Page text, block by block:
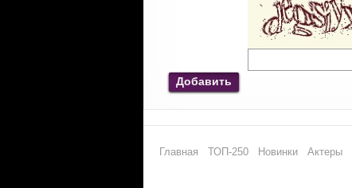
Добавить
Главная ТОП-250 Новинки Актеры